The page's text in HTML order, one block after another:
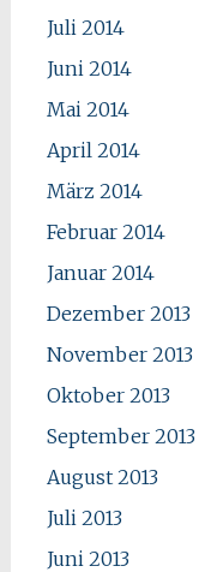
Juli 2014
Juni 2014
Mai 2014
April 2014
März 2014
Februar 2014
Januar 2014
Dezember 2013
November 2013
Oktober 2013
September 2013
August 2013
Juli 2013
Juni 2013